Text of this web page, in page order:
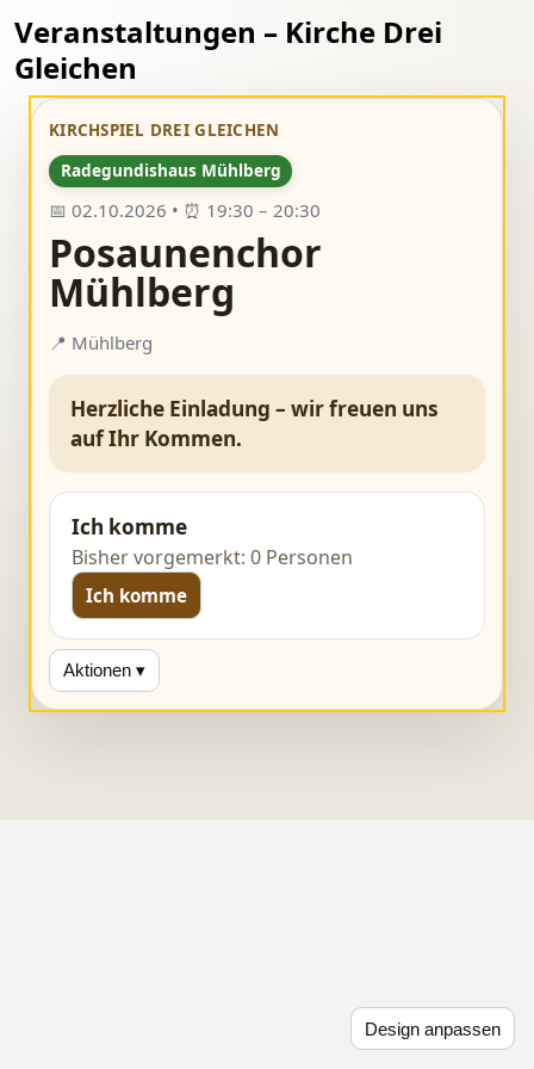
Design anpassen
Veranstaltungen – Kirche Drei
Gleichen
KIRCHSPIEL DREI GLEICHEN
Radegundishaus Mühlberg
📅 02.10.2026 • ⏰ 19:30 – 20:30
Posaunenchor
Mühlberg
📍 Mühlberg
Herzliche Einladung – wir freuen uns
auf Ihr Kommen.
Ich komme
Bisher vorgemerkt: 0 Personen
Ich komme
Aktionen ▾